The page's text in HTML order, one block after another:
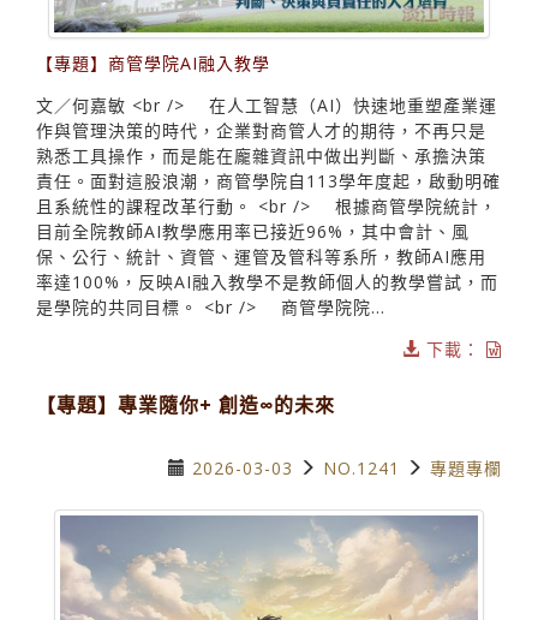
【專題】商管學院AI融入教學
文／何嘉敏 <br /> 在人工智慧（AI）快速地重塑產業運
作與管理決策的時代，企業對商管人才的期待，不再只是
熟悉工具操作，而是能在龐雜資訊中做出判斷、承擔決策
責任。面對這股浪潮，商管學院自113學年度起，啟動明確
且系統性的課程改革行動。 <br /> 根據商管學院統計，
目前全院教師AI教學應用率已接近96%，其中會計、風
保、公行、統計、資管、運管及管科等系所，教師AI應用
率達100%，反映AI融入教學不是教師個人的教學嘗試，而
是學院的共同目標。 <br /> 商管學院院...
下載：
【專題】專業隨你+ 創造∞的未來
2026-03-03 NO.1241 專題專欄